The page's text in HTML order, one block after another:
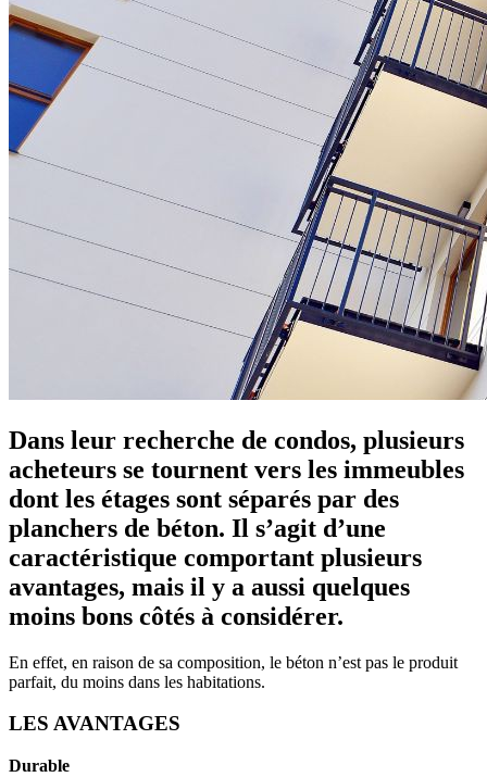
Dans leur recherche de condos, plusieurs
acheteurs se tournent vers les immeubles
dont les étages sont séparés par des
planchers de béton. Il s’agit d’une
caractéristique comportant plusieurs
avantages, mais il y a aussi quelques
moins bons côtés à considérer.
En effet, en raison de sa composition, le béton n’est pas le produit
parfait, du moins dans les habitations.
LES AVANTAGES
Durable